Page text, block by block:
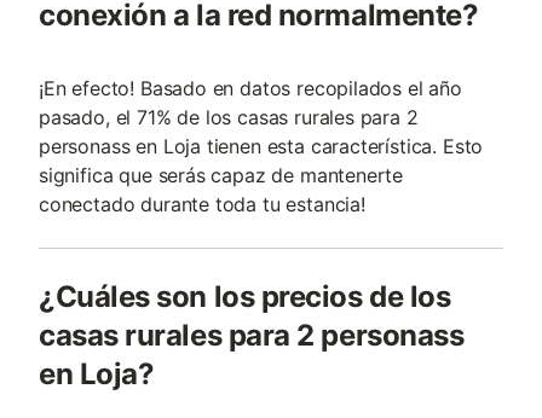
conexión a la red normalmente?
¡En efecto! Basado en datos recopilados el año
pasado, el 71% de los casas rurales para 2
personass en Loja tienen esta característica. Esto
significa que serás capaz de mantenerte
conectado durante toda tu estancia!
¿Cuáles son los precios de los
casas rurales para 2 personass
en Loja?